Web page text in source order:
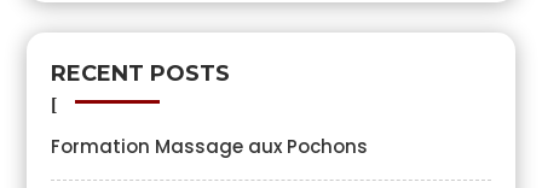
RECENT POSTS
Formation Massage aux Pochons